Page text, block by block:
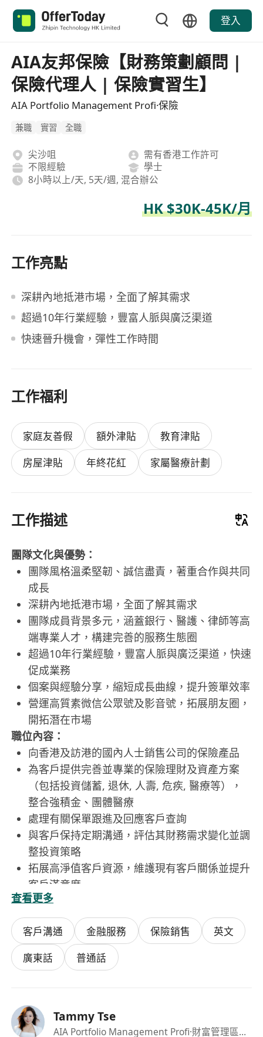
登入
AIA友邦保險【財務策劃顧問 |
保險代理人 | 保險實習生】
AIA Portfolio Management Profi·保險
兼職 實習 全職
尖沙咀
需有香港工作許可
不限經驗
學士
8小時以上/天, 5天/週, 混合辦公
HK $30K-45K/月
工作亮點
深耕內地抵港市場，全面了解其需求
超過10年行業經驗，豐富人脈與廣泛渠道
快​​速晉升機會，彈性工作時間
工作福利
家庭友善假 額外津貼
教育津貼
房屋津貼
年終花紅 家屬醫療計劃
工作描述
團隊文化與優勢：
團隊風格溫柔堅韌、誠信盡責，著重合作與共同
成長
深耕內地抵港市場，全面了解其需求
團隊成員背景多元，涵蓋銀行、醫護、律師等高
端專業人才，構建完善的服務生態圈
超過10年行業經驗，豐富人脈與廣泛渠道，快速
促成業務
個案與經驗分享，縮短成長曲線，提升簽單效率
營運高質素微信公眾號及影音號，拓展朋友圈，
開拓潛在市場
職位內容：
向香港及訪港的國內人士銷售公司的保險產品
為客戶提供完善並專業的保險理財及資產方案
（包括投資儲蓄, 退休, 人壽, 危疾, 醫療等），
整合強積金、團體醫療
處理有關保單跟進及回應客戶查詢
與客戶保持定期溝通，評估其財務需求變化並調
整投資策略
拓展高淨值客戶資源，維護現有客戶關係並提升
客戶滿意度
工作要求：
對金融保險事業充滿熱忱，具備清晰的個人職業
發展規劃
積極主動，持續學習並追求卓越，具備創新與突
破精神
酬及晉升機會，有意願未來建設並管理團隊
待遇:
查看更多
客戶溝通 金融服務 保險銷售
英文
廣東話
普通話
Tammy Tse
AIA Portfolio Management Profi·財富管理區域經理